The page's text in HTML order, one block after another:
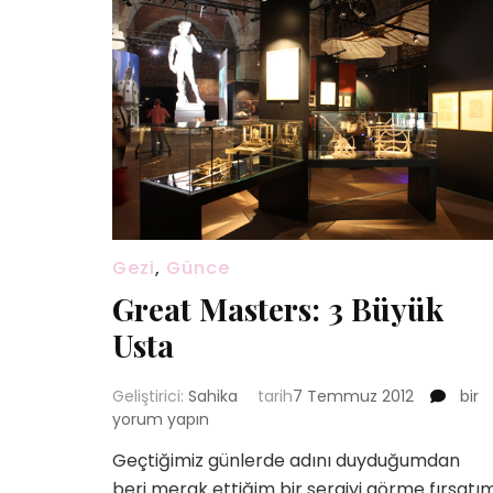
Gezi, Günce
Great Masters: 3 Büyük
Usta
Geliştirici: Sahika tarih7 Temmuz 2012
Great
Büyük
Usta
bir
yorum yapın
Geçtiğimiz günlerde adını duyduğumdan